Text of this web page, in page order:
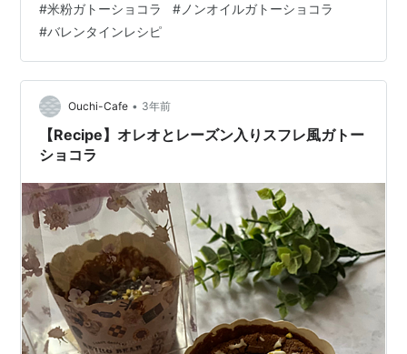
のオーガニックチョコレートを発見！ 原材料の乳化剤は
少し気になりますが、それ以外の材料はすべてオーガニ
ックなので、割といいなぁ〜と思って買ってみました！
今回はこちらを使って、ガトーショコラを作りました！
お腹にやさしくするために、油不使用にしてみました
よ〜(*^^*) 『米粉の…
#米粉ガトーショコラ # ノンオイルガトーショコラ
#バレンタインレシピ
Ouchi-Cafe • 3年前
【Recipe】オレオとレーズン入りスフレ風ガトー
ショコラ